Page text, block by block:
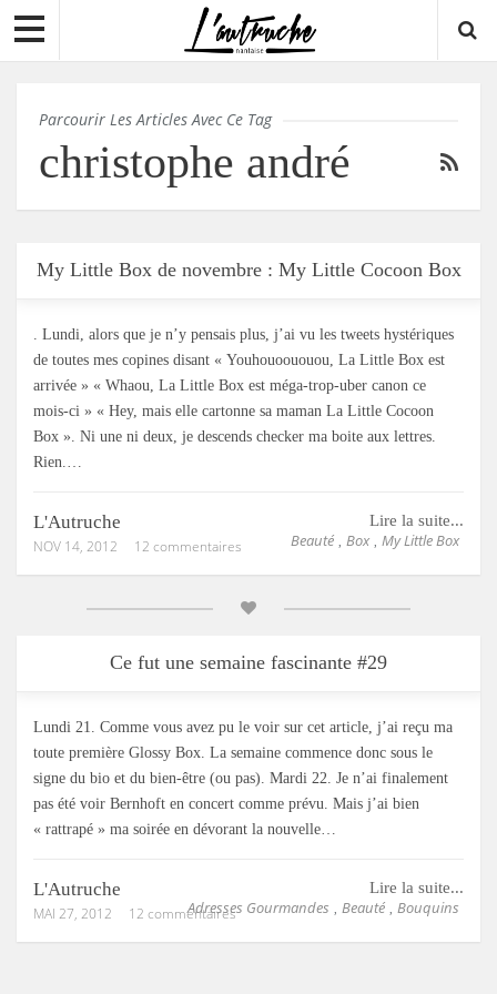
Parcourir Les Articles Avec Ce Tag
christophe andré
My Little Box de novembre : My Little Cocoon Box
. Lundi, alors que je n’y pensais plus, j’ai vu les tweets hystériques
de toutes mes copines disant « Youhouoououou, La Little Box est
arrivée » « Whaou, La Little Box est méga-trop-uber canon ce
mois-ci » « Hey, mais elle cartonne sa maman La Little Cocoon
Box ». Ni une ni deux, je descends checker ma boite aux lettres.
Rien.…
Lire la suite...
Beauté Box My Little Box
L'Autruche
NOV 14, 2012 12 commentaires
Ce fut une semaine fascinante #29
Lundi 21. Comme vous avez pu le voir sur cet article, j’ai reçu ma
toute première Glossy Box. La semaine commence donc sous le
signe du bio et du bien-être (ou pas). Mardi 22. Je n’ai finalement
pas été voir Bernhoft en concert comme prévu. Mais j’ai bien
« rattrapé » ma soirée en dévorant la nouvelle…
Lire la suite...
Adresses Gourmandes Beauté Bouquins
L'Autruche
MAI 27, 2012 12 commentaires